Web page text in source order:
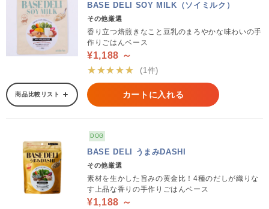
BASE DELI SOY MILK（ソイミルク）
その他厳選
香り立つ焙煎きなこと豆乳のまろやかな味わいの手
作りごはんベース
¥1,188 ～
★★★★★
(1件)
商品比較リスト カートに入れる
DOG
BASE DELI うまみDASHI
その他厳選
素材を生かした旨みの黄金比！4種のだしが織りな
す上品な香りの手作りごはんベース
¥1,188 ～